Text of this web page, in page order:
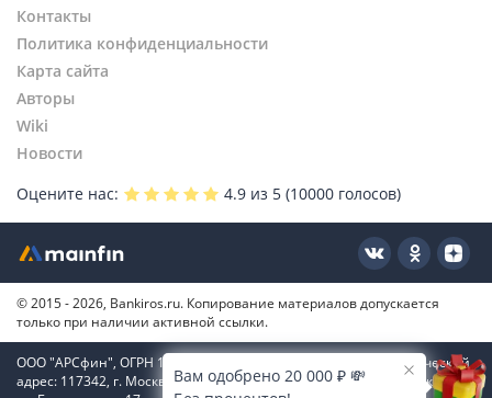
Контакты
Политика конфиденциальности
Карта сайта
Авторы
Wiki
Новости
Оцените нас:
4.9 из 5 (10000 голосов)
© 2015 - 2026, Bankiros.ru. Копирование материалов допускается
только при наличии активной ссылки.
ООО "АРСфин", ОГРН 1187746346556, ИНН 7722445717, юридический
адрес: 117342, г. Москва, вн. тер. г. муниципальный округ Коньково,
Вам одобрено 20 000 ₽ 💸